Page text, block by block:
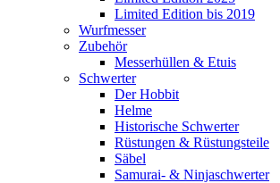
Limited Edition bis 2019
Wurfmesser
Zubehör
Messerhüllen & Etuis
Schwerter
Der Hobbit
Helme
Historische Schwerter
Rüstungen & Rüstungsteile
Säbel
Samurai- & Ninjaschwerter